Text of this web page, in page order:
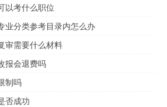
以考什么职位
业分类参考目录内怎么办
审需要什么材料
报会退费吗
制吗
否成功